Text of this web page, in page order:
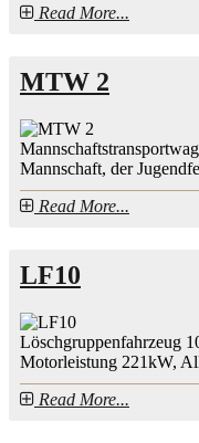
Read More...
MTW 2
Mannschaft, der
Read More...
LF10
Löschgruppenfahrzeug
Motorleistung 221kW,
Read More...